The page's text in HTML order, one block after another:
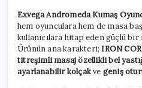
Exvega Andromeda Kumaş
hem oyunculara hem de masa
kullanıcılara hitap eden güçlü bir
Ürünün ana karakteri;IRON
titreşimli masaj özellikli bel
ayarlanabilir kolçakve geniş